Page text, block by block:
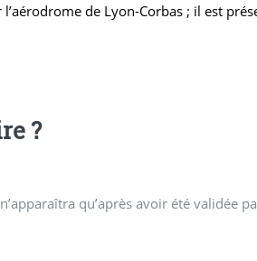
de Lyon-Corbas ; il est
?
qu’après avoir été validée